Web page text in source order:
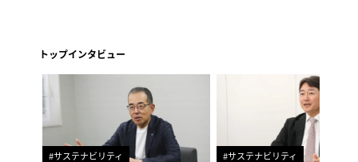
トップインタビュー
#サステナビリティ #サステナビリティ